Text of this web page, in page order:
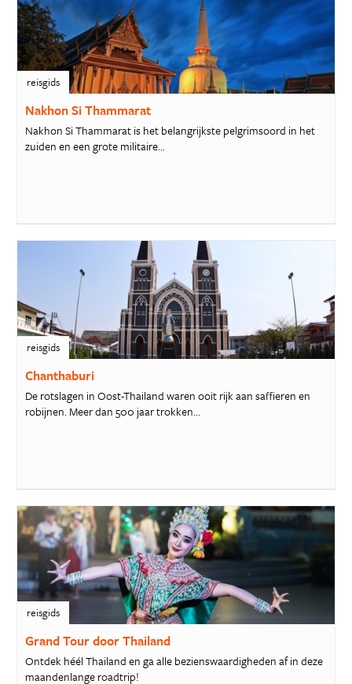
reisgids
Nakhon Si Thammarat
Nakhon Si Thammarat is het belangrijkste pelgrimsoord in het
zuiden en een grote militaire...
reisgids
Chanthaburi
De rotslagen in Oost-Thailand waren ooit rijk aan saffieren en
robijnen. Meer dan 500 jaar trokken...
reisgids
Grand Tour door Thailand
Ontdek héél Thailand en ga alle bezienswaardigheden af in deze
maandenlange roadtrip!